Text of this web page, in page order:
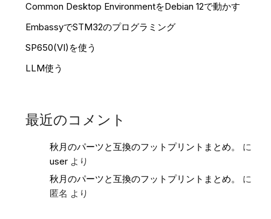
Common Desktop EnvironmentをDebian 12で動かす
EmbassyでSTM32のプログラミング
SP650(VI)を使う
LLM使う
最近のコメント
秋月のパーツと互換のフットプリントまとめ。
に
user より
秋月のパーツと互換のフットプリントまとめ。
に
匿名 より